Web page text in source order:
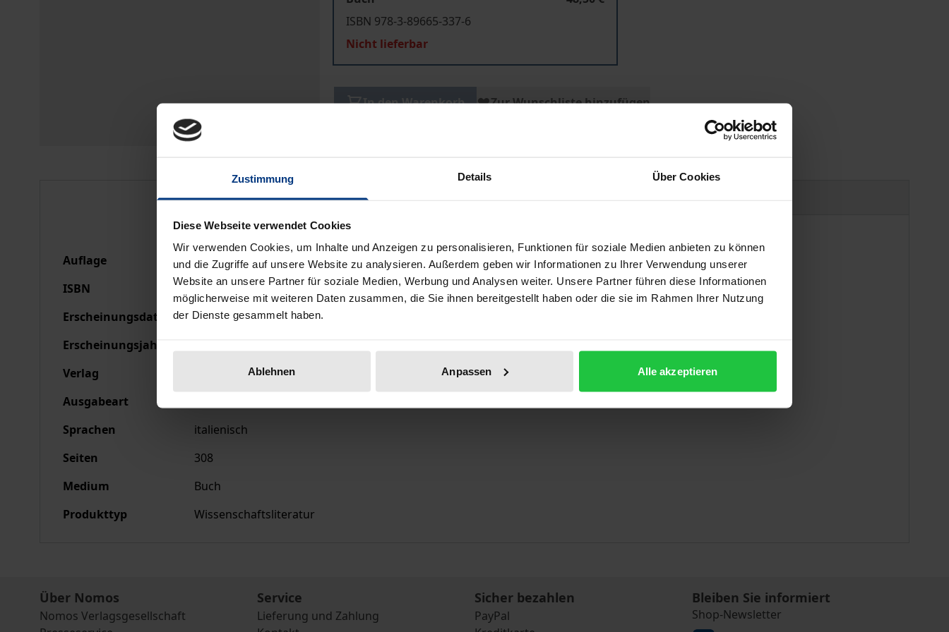
Zustimmung Details Über Cookies
Diese Webseite verwendet Cookies
Wir verwenden Cookies, um Inhalte und Anzeigen zu personalisieren, Funktionen für soziale Medien anbieten zu können
und die Zugriffe auf unsere Website zu analysieren. Außerdem geben wir Informationen zu Ihrer Verwendung unserer
Website an unsere Partner für soziale Medien, Werbung und Analysen weiter. Unsere Partner führen diese Informationen
möglicherweise mit weiteren Daten zusammen, die Sie ihnen bereitgestellt haben oder die sie im Rahmen Ihrer Nutzung
der Dienste gesammelt haben.
Ablehnen Anpassen Alle akzeptieren
ISBN 978-3-89665-337-6
Nicht lieferbar
In den Warenkorb Zur Wunschliste hinzufügen
Bibliografische Angaben
Auflage
1
ISBN
978-3-89665-337-6
Erscheinungsdatum
30.06.2005
Erscheinungsjahr
Verlag
Ausgabeart
Sprachen
italienisch
Seiten
308
Medium
Buch
Produkttyp
Wissenschaftsliteratur
Über Nomos
Nomos Verlagsgesellschaft
Service
Lieferung und Zahlung
Sicher bezahlen
PayPal
Bleiben Sie informiert
Shop-Newsletter